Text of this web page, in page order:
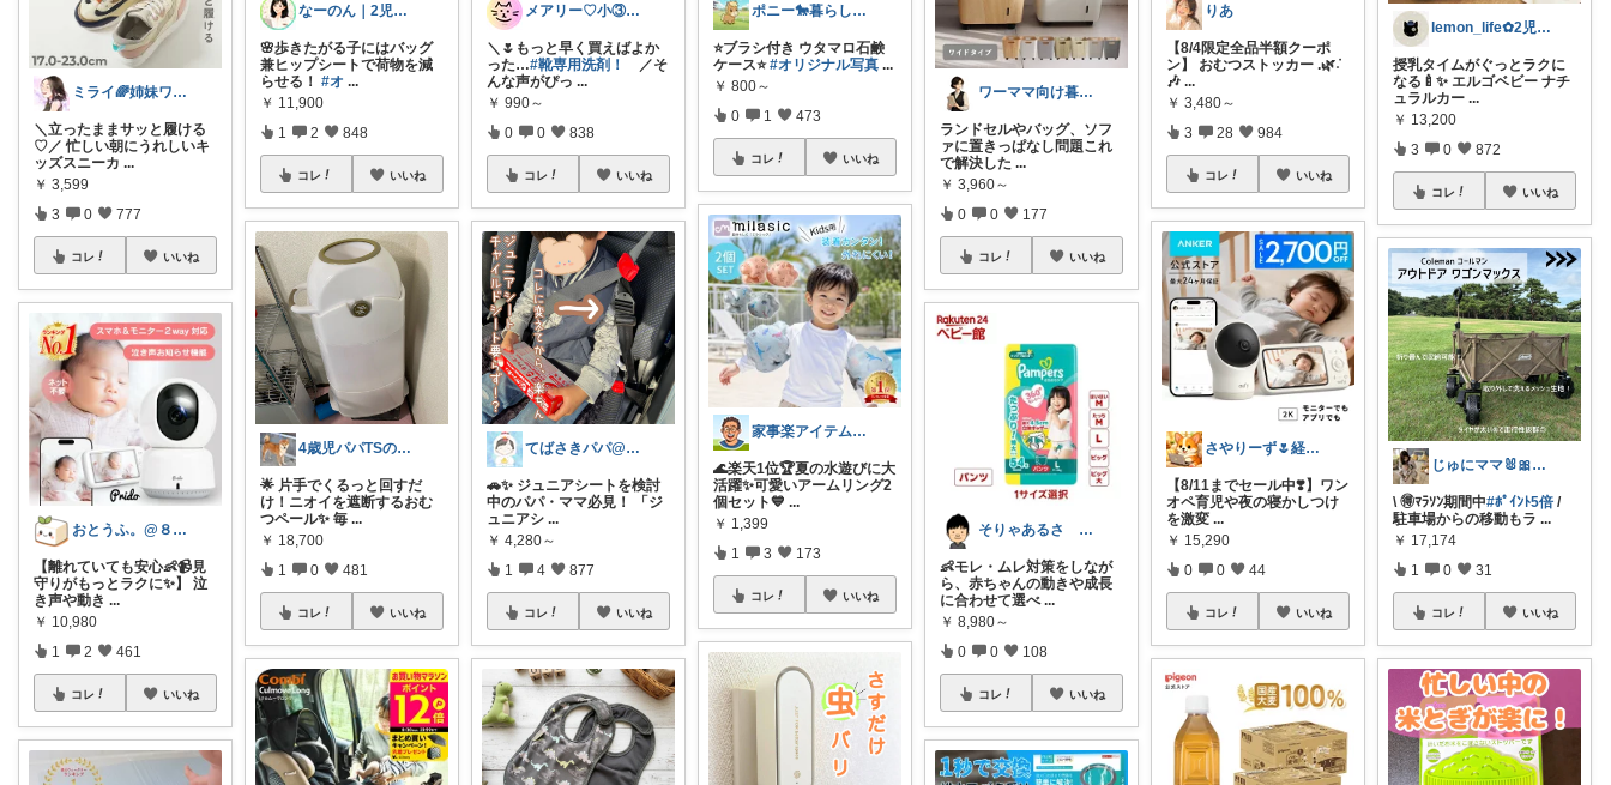
ミライ🌈姉妹ワーママ
＼立ったままサッと履ける
♡／ 忙しい朝にうれしいキ
ッズスニーカ ...
￥ 3,599
3 0 777
コレ いいね
おとうふ。@８月もよろしくお願いします
【離れていても安心👶📹見
守りがもっとラクに✨】 泣
き声や動き ...
￥ 10,980
1 2 461
コレ いいね
なーのん｜2児ワーママ＊育児/時短
🌸歩きたがる子にはバッグ
兼ヒップシートで荷物を減
らせる！#オ ...
￥ 11,900
1 2 848
コレ いいね
4歳児パパTSの育児おたすけROOM🎁
🌟 片手でくるっと回すだ
け！ニオイを遮断するおむ
つペール✨ 毎 ...
￥ 18,700
1 0 481
コレ いいね
メアリー♡小③女の子のママ•᎑•ꕤ
＼🌷もっと早く買えばよか
った…#靴専用洗剤！
／そ
んな声がぴっ ...
￥ 990～
0 0 838
コレ いいね
てばさきパパ@スマホアクセ
🚗✨ ジュニアシートを検討
中のパパ・ママ必見！ 「ジ
ュニアシ ...
￥ 4,280～
1 4 877
コレ いいね
ポニー🐎暮らし快適を目指すパパ
⭐️ブラシ付き ウタマロ石鹸
ケース⭐️#オリジナル写真 ...
￥ 800～
0 1 473
コレ いいね
家事楽アイテム・お得情報大好き子育てパパ
🌊楽天1位🏆夏の水遊びに大
活躍✨可愛いアームリング2
個セット💙 ...
￥ 1,399
1 3 173
コレ いいね
ワーママ向け暮らしの便利グッズROOM
ランドセルやバッグ、ソフ
ァに置きっぱなし問題これ
で解決した...
￥ 3,960～
0 0 177
コレ いいね
そりゃあるさ X@soryaarusa
👶モレ・ムレ対策をしなが
ら、赤ちゃんの動きや成長
に合わせて選べ ...
￥ 8,980～
0 0 108
コレ いいね
りあ
【8/4限定全品半額クーポ
ン】 おむつストッカー .🌿݁˖
🎶 ...
￥ 3,480～
3 28 984
コレ いいね
さやりーず🌷経由購入ありがとう
【8/11までセール中❣️】ワン
オペ育児や夜の寝かしつけ
を激変 ...
￥ 15,290
0 0 44
コレ いいね
lemon_life✿2児ママ
授乳タイムがぐっとラクに
なる🍼✨ エルゴベビー ナチ
ュラルカー ...
￥ 13,200
3 0 872
コレ いいね
じゅにママ🐰🎀2yboyワーママ
\ 🉐ﾏﾗｿﾝ期間中#ﾎﾟｲﾝﾄ5倍 /
駐車場からの移動もラ ...
￥ 17,174
1 0 31
コレ いいね